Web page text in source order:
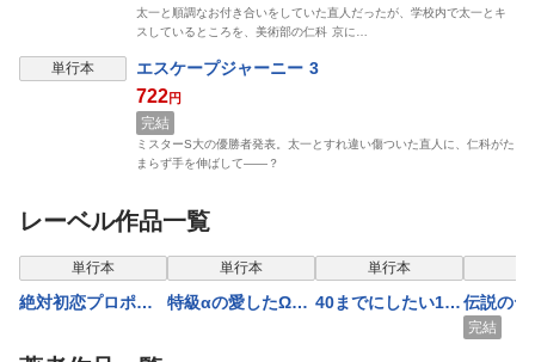
太一と順調なお付き合いをしていた直人だったが、学校内で太一とキ
スしているところを、美術部の仁科 京に…
表示制限中
単行本 エスケープジャーニー 3
722円
完結
ミスターS大の優勝者発表。太一とすれ違い傷ついた直人に、仁科がた
まらず手を伸ばして――？
レーベル作品一覧
表示制限中
単行本
絶対初恋プロポー
表示制限中
単行本
特級αの愛したΩ
表示制限中
単行本
40までにしたい10
表示
伝説のヤ
鉄壁の
完結